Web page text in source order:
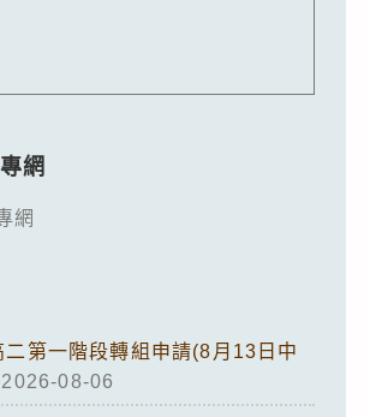
網
網
第一階段轉組申請(8月13日中
2026-08-06